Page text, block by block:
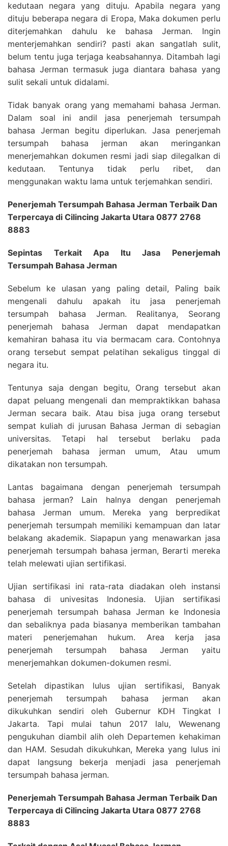
kedutaan negara yang dituju. Apabila negara yang
dituju beberapa negara di Eropa, Maka dokumen perlu
diterjemahkan dahulu ke bahasa Jerman. Ingin
menterjemahkan sendiri? pasti akan sangatlah sulit,
belum tentu juga terjaga keabsahannya. Ditambah lagi
bahasa Jerman termasuk juga diantara bahasa yang
sulit sekali untuk didalami.
Tidak banyak orang yang memahami bahasa Jerman.
Dalam soal ini andil jasa penerjemah tersumpah
bahasa Jerman begitu diperlukan. Jasa penerjemah
tersumpah bahasa jerman akan meringankan
menerjemahkan dokumen resmi jadi siap dilegalkan di
kedutaan. Tentunya tidak perlu ribet, dan
menggunakan waktu lama untuk terjemahkan sendiri.
Penerjemah Tersumpah Bahasa Jerman Terbaik Dan
Terpercaya di Cilincing Jakarta Utara 0877 2768
8883
Sepintas Terkait Apa Itu Jasa Penerjemah
Tersumpah Bahasa Jerman
Sebelum ke ulasan yang paling detail, Paling baik
mengenali dahulu apakah itu jasa penerjemah
tersumpah bahasa Jerman. Realitanya, Seorang
penerjemah bahasa Jerman dapat mendapatkan
kemahiran bahasa itu via bermacam cara. Contohnya
orang tersebut sempat pelatihan sekaligus tinggal di
negara itu.
Tentunya saja dengan begitu, Orang tersebut akan
dapat peluang mengenali dan mempraktikkan bahasa
Jerman secara baik. Atau bisa juga orang tersebut
sempat kuliah di jurusan Bahasa Jerman di sebagian
universitas. Tetapi hal tersebut berlaku pada
penerjemah bahasa jerman umum, Atau umum
dikatakan non tersumpah.
Lantas bagaimana dengan penerjemah tersumpah
bahasa jerman? Lain halnya dengan penerjemah
bahasa Jerman umum. Mereka yang berpredikat
penerjemah tersumpah memiliki kemampuan dan latar
belakang akademik. Siapapun yang menawarkan jasa
penerjemah tersumpah bahasa jerman, Berarti mereka
telah melewati ujian sertifikasi.
Ujian sertifikasi ini rata-rata diadakan oleh instansi
bahasa di univesitas Indonesia. Ujian sertifikasi
penerjemah tersumpah bahasa Jerman ke Indonesia
dan sebaliknya pada biasanya memberikan tambahan
materi penerjemahan hukum. Area kerja jasa
penerjemah tersumpah bahasa Jerman yaitu
menerjemahkan dokumen-dokumen resmi.
Setelah dipastikan lulus ujian sertifikasi, Banyak
penerjemah tersumpah bahasa jerman akan
dikukuhkan sendiri oleh Gubernur KDH Tingkat I
Jakarta. Tapi mulai tahun 2017 lalu, Wewenang
pengukuhan diambil alih oleh Departemen kehakiman
dan HAM. Sesudah dikukuhkan, Mereka yang lulus ini
dapat langsung bekerja menjadi jasa penerjemah
tersumpah bahasa jerman.
Penerjemah Tersumpah Bahasa Jerman Terbaik Dan
Terpercaya di Cilincing Jakarta Utara 0877 2768
8883